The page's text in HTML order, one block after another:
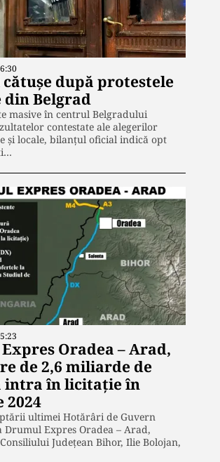
cătușe după protestele
Belgrad
masive în centrul Belgradului
contestate ale alegerilor
și locale, bilanțul oficial indică opt
Oradea – Arad,
de 2,6 miliarde de
intra în licitație în
2024
ultimei Hotărâri de Guvern
Expres Oradea – Arad,
Județean Bihor, Ilie Bolojan,